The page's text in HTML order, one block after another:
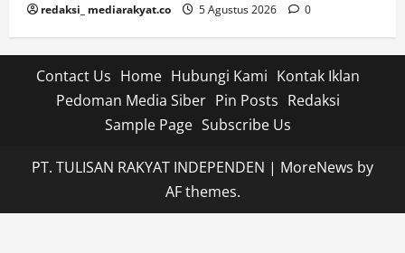
redaksi_ mediarakyat.co 5 Agustus 2026 0
Contact Us Home Hubungi Kami Kontak Iklan
Pedoman Media Siber Pin Posts Redaksi
Sample Page Subscribe Us
PT. TULISAN RAKYAT INDEPENDEN | MoreNews by
AF themes.